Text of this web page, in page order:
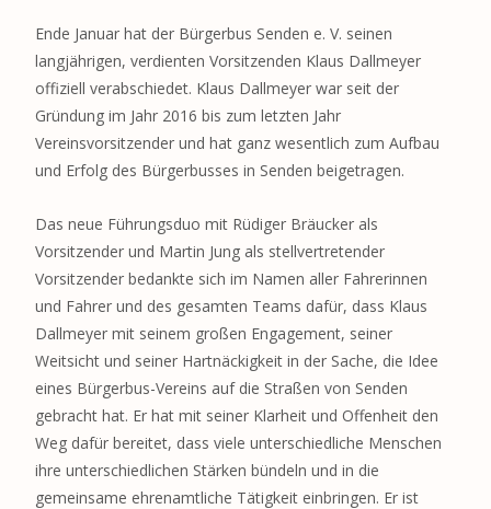
Ende Januar hat der Bürgerbus Senden e. V. seinen
langjährigen, verdienten Vorsitzenden Klaus Dallmeyer
offiziell verabschiedet. Klaus Dallmeyer war seit der
Gründung im Jahr 2016 bis zum letzten Jahr
Vereinsvorsitzender und hat ganz wesentlich zum Aufbau
und Erfolg des Bürgerbusses in Senden beigetragen.
Das neue Führungsduo mit Rüdiger Bräucker als
Vorsitzender und Martin Jung als stellvertretender
Vorsitzender bedankte sich im Namen aller Fahrerinnen
und Fahrer und des gesamten Teams dafür, dass Klaus
Dallmeyer mit seinem großen Engagement, seiner
Weitsicht und seiner Hartnäckigkeit in der Sache, die Idee
eines Bürgerbus-Vereins auf die Straßen von Senden
gebracht hat. Er hat mit seiner Klarheit und Offenheit den
Weg dafür bereitet, dass viele unterschiedliche Menschen
ihre unterschiedlichen Stärken bündeln und in die
gemeinsame ehrenamtliche Tätigkeit einbringen. Er ist